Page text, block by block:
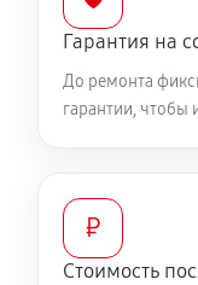
Гарантия на
До ремонта
гарантии, чтобы
₽
Стоимость